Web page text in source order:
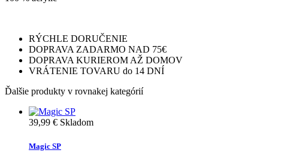
RÝCHLE DORUČENIE
DOPRAVA ZADARMO NAD 75€
DOPRAVA KURIEROM AŽ DOMOV
VRÁTENIE TOVARU do 14 DNÍ
Ďalšie produkty v rovnakej kategórií
39,99 € Skladom
Magic SP